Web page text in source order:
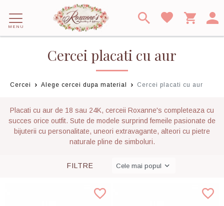
MENU
Cercei placati cu aur
Cercei Alege cercei dupa material Cercei placati cu aur
Placati cu aur de 18 sau 24K, cerceii Roxanne's completeaza cu
succes orice outfit. Sute de modele surprind femeile pasionate de
bijuterii cu personalitate, uneori extravagante, alteori cu pietre
naturale pline de simboluri.
FILTRE